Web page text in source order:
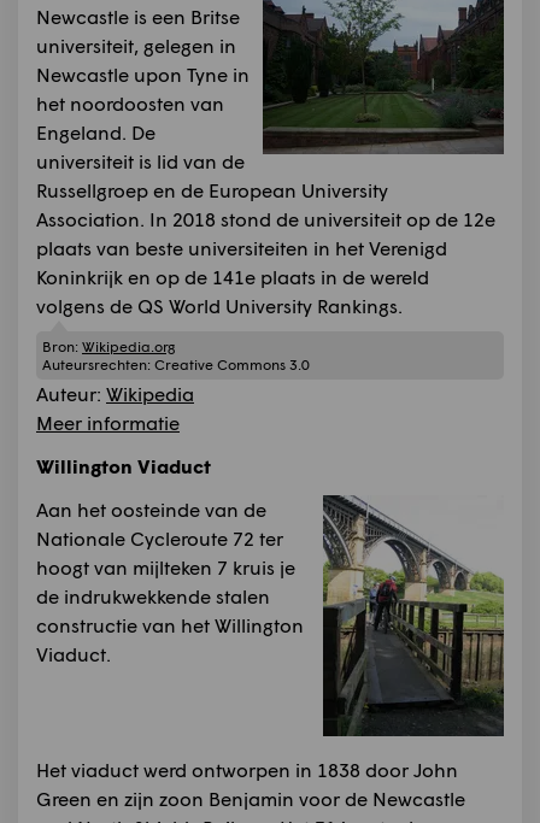
Newcastle is een Britse
universiteit, gelegen in
Newcastle upon Tyne in
het noordoosten van
Engeland. De
universiteit is lid van de
Russellgroep en de European University
Association. In 2018 stond de universiteit op de 12e
plaats van beste universiteiten in het Verenigd
Koninkrijk en op de 141e plaats in de wereld
volgens de QS World University Rankings.
Bron: Wikipedia.org
Auteursrechten: Creative Commons 3.0
Auteur: Wikipedia
Meer informatie
Willington Viaduct
Aan het oosteinde van de
Nationale Cycleroute 72 ter
hoogt van mijlteken 7 kruis je
de indrukwekkende stalen
constructie van het Willington
Viaduct.
Het viaduct werd ontworpen in 1838 door John
Green en zijn zoon Benjamin voor de Newcastle